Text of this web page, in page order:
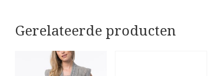
Gerelateerde producten